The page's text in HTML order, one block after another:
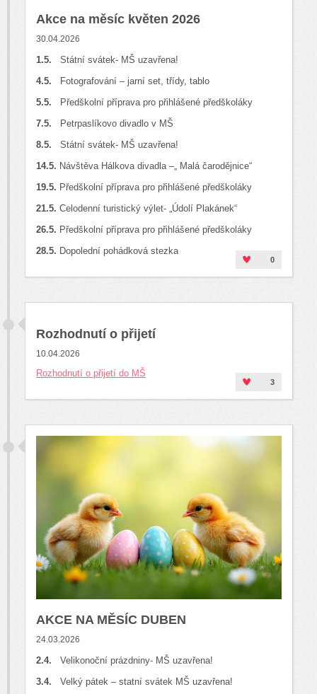
Akce na měsíc květen 2026
30.04.2026
1.5. Státní svátek- MŠ uzavřena!
4.5. Fotografování – jarní set, třídy, tablo
5.5. Předškolní příprava pro přihlášené předškoláky
7.5. Petrpaslíkovo divadlo v MŠ
8.5. Státní svátek- MŠ uzavřena!
14.5. Návštěva Hálkova divadla –„ Malá čarodějnice“
19.5. Předškolní příprava pro přihlášené předškoláky
21.5. Celodenní turistický výlet- „Údolí Plakánek“
26.5. Předškolní příprava pro přihlášené předškoláky
28.5. Dopolední pohádková stezka
0
Rozhodnutí o přijetí
10.04.2026
Rozhodnutí o přijetí do MŠ
3
AKCE NA MĚSÍC DUBEN
24.03.2026
2.4. Velikonoční prázdniny- MŠ uzavřena!
3.4. Velký pátek – statní svátek MŠ uzavřena!